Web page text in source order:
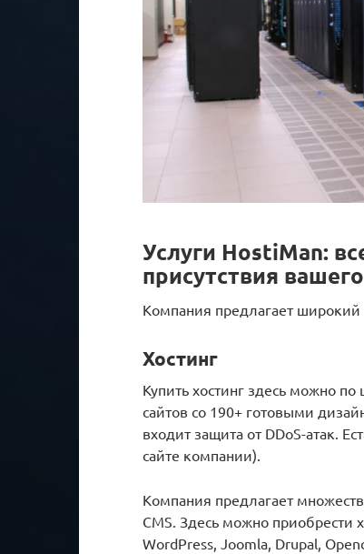
Услуги HostiMan:
присутствия
Компания предлагает широкий
Хостинг
Купить хостинг здесь можно
сайтов со 190+ готовыми
входит защита от DDoS-атак.
сайте компании).
Компания предлагает
CMS. Здесь можно приобрести
WordPress, Joomla, Drupal,